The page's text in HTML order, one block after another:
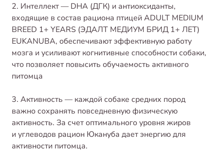
2. Интеллект — DHA (ДГК) и антиоксиданты,
входящие в состав рациона птицей ADULT MEDIUM
BREED 1+ YEARS (ЭДАЛТ МЕДИУМ БРИД 1+ ЛЕТ)
EUKANUBA, обеспечивают эффективную работу
мозга и усиливают когнитивные способности собаки,
что позволяет повысить обучаемость активного
питомца
3. Активность — каждой собаке средних пород
важно сохранять повседневную физическую
активность. За счет оптимального уровня жиров
и углеводов рацион Юкануба дает энергию для
активности питомца.